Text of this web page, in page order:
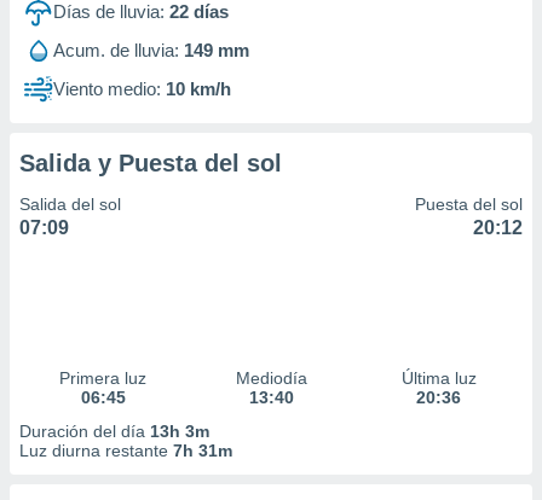
de
1199
Días de lluvia: 22 días
Acum. de lluvia: 149 mm
Viento medio: 10 km/h
Salida y Puesta del sol
Salida del sol
07:09
Puesta del sol
20:12
Primera luz
06:45
Mediodía
13:40
Última luz
20:36
Duración del día 13h 3m
Luz diurna restante 7h 31m